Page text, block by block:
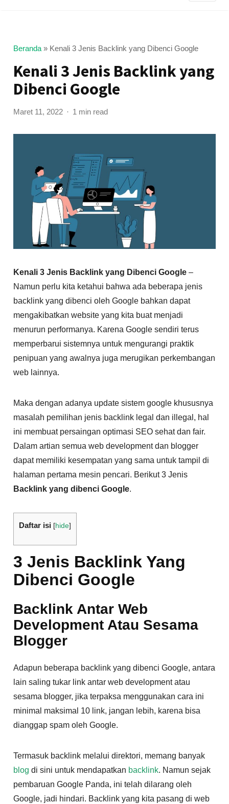
Beranda » Kenali 3 Jenis Backlink yang Dibenci Google
Kenali 3 Jenis Backlink yang
Dibenci Google
Maret 11, 2022 1 min read
Kenali 3 Jenis Backlink yang Dibenci Google –
Namun perlu kita ketahui bahwa ada beberapa jenis
backlink yang dibenci oleh Google bahkan dapat
mengakibatkan website yang kita buat menjadi
menurun performanya. Karena Google sendiri terus
memperbarui sistemnya untuk mengurangi praktik
penipuan yang awalnya juga merugikan perkembangan
web lainnya.
Maka dengan adanya update sistem google khususnya
masalah pemilihan jenis backlink legal dan illegal, hal
ini membuat persaingan optimasi SEO sehat dan fair.
Dalam artian semua web development dan blogger
dapat memiliki kesempatan yang sama untuk tampil di
halaman pertama mesin pencari. Berikut 3 Jenis
Backlink yang dibenci Google.
Daftar isi [hide]
3 Jenis Backlink Yang
Dibenci Google
Backlink Antar Web
Development Atau Sesama
Blogger
Adapun beberapa backlink yang dibenci Google, antara
lain saling tukar link antar web development atau
sesama blogger, jika terpaksa menggunakan cara ini
minimal maksimal 10 link, jangan lebih, karena bisa
dianggap spam oleh Google.
Termasuk backlink melalui direktori, memang banyak
blog di sini untuk mendapatkan backlink. Namun sejak
pembaruan Google Panda, ini telah dilarang oleh
Google, jadi hindari. Backlink yang kita pasang di web